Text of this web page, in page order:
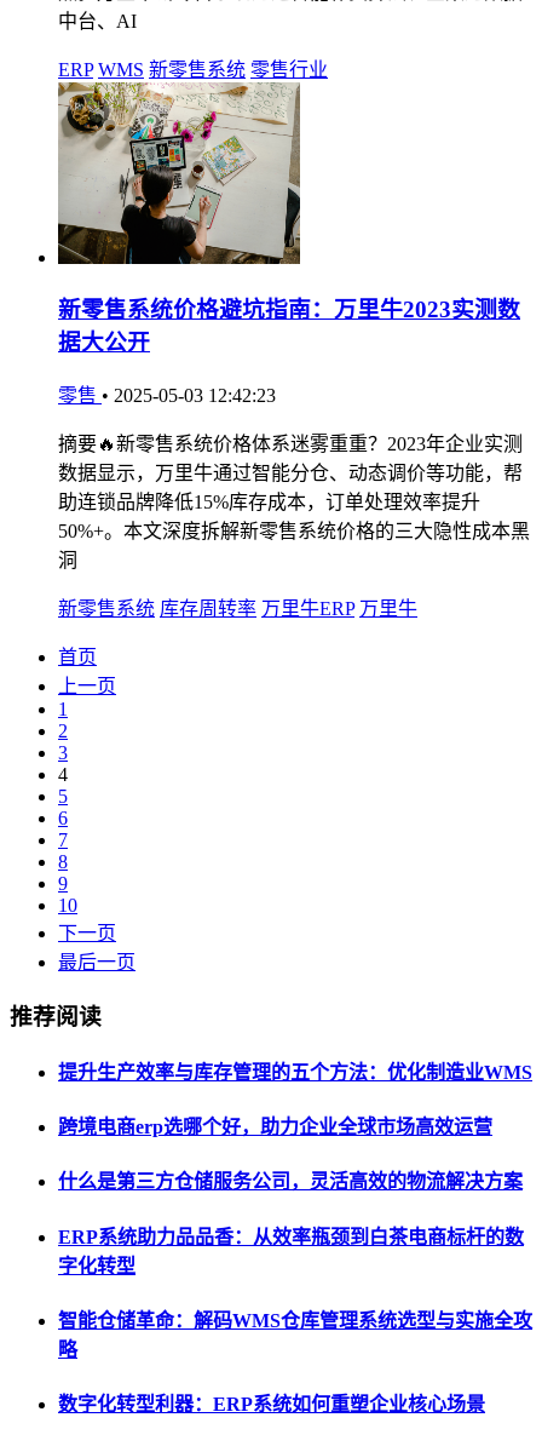
中台、AI
ERP WMS 新零售系统 零售行业
新零售系统价格避坑指南：万里牛2023实测数
据大公开
零售 • 2025-05-03 12:42:23
摘要🔥新零售系统价格体系迷雾重重？2023年企业实测
数据显示，万里牛通过智能分仓、动态调价等功能，帮
助连锁品牌降低15%库存成本，订单处理效率提升
50%+。本文深度拆解新零售系统价格的三大隐性成本黑
洞
新零售系统 库存周转率 万里牛ERP 万里牛
首页
上一页
1
2
3
4
5
6
7
8
9
10
下一页
最后一页
推荐阅读
提升生产效率与库存管理的五个方法：优化制造业WMS
跨境电商erp选哪个好，助力企业全球市场高效运营
什么是第三方仓储服务公司，灵活高效的物流解决方案
ERP系统助力品品香：从效率瓶颈到白茶电商标杆的数
字化转型
智能仓储革命：解码WMS仓库管理系统选型与实施全攻
略
数字化转型利器：ERP系统如何重塑企业核心场景